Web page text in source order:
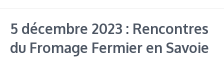
5 décembre 2023 : Rencontres
du Fromage Fermier en Savoie